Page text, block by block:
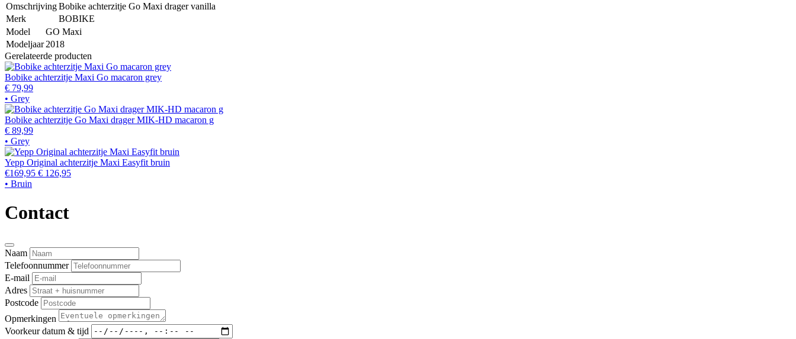
OmschrijvingBobike achterzitje Go Maxi drager vanilla
Merk
BOBIKE
Model
GO Maxi
Modeljaar 2018
Gerelateerde producten
Bobike achterzitje Maxi Go macaron grey
€ 79,99
• Grey
Bobike achterzitje Go Maxi drager MIK-HD macaron g
€ 89,99
• Grey
Yepp Original achterzitje Maxi Easyfit bruin
€169,95 € 126,95
• Bruin
Contact
Naam
Telefoonnummer
E-mail
Adres
Postcode
Opmerkingen
Voorkeur datum & tijd